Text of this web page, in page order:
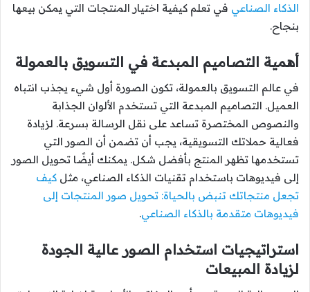
الذكاء الصناعي في تعلم كيفية اختيار المنتجات التي يمكن بيعها
بنجاح.
أهمية التصاميم المبدعة في التسويق بالعمولة
في عالم التسويق بالعمولة، تكون الصورة أول شيء يجذب انتباه
العميل. التصاميم المبدعة التي تستخدم الألوان الجذابة
والنصوص المختصرة تساعد على نقل الرسالة بسرعة. لزيادة
فعالية حملاتك التسويقية، يجب أن تضمن أن الصور التي
تستخدمها تظهر المنتج بأفضل شكل. يمكنك أيضًا تحويل الصور
إلى فيديوهات باستخدام تقنيات الذكاء الصناعي، مثل كيف
تجعل منتجاتك تنبض بالحياة: تحويل صور المنتجات إلى
فيديوهات متقدمة بالذكاء الصناعي.
استراتيجيات استخدام الصور عالية الجودة
لزيادة المبيعات